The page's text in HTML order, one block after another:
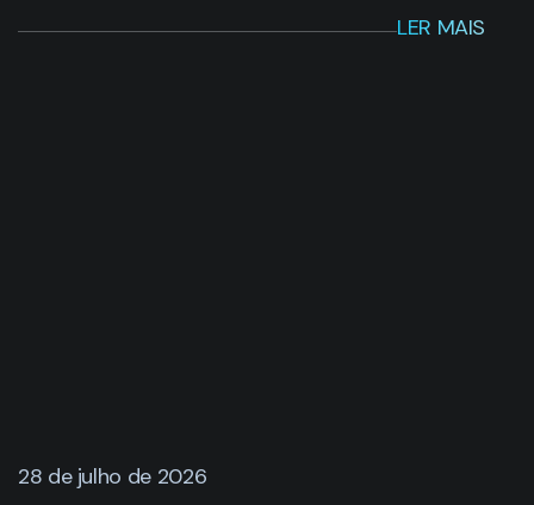
LER MAIS
28 de julho de 2026